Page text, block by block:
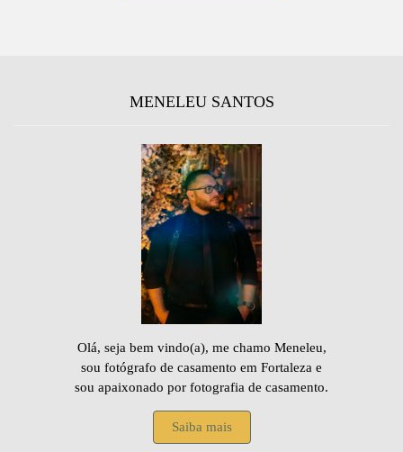
MENELEU SANTOS
Olá, seja bem vindo(a), me chamo Meneleu,
sou fotógrafo de casamento em Fortaleza e
sou apaixonado por fotografia de casamento.
Saiba mais